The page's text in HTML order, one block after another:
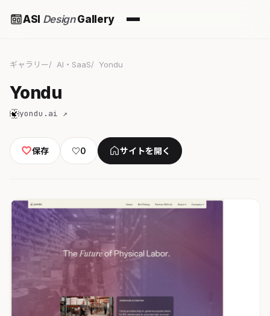
ASI DesignGallery
ギャラリー AI・SaaS Yondu
Yondu
yondu.ai ↗
保存 ♡0 サイトを開く